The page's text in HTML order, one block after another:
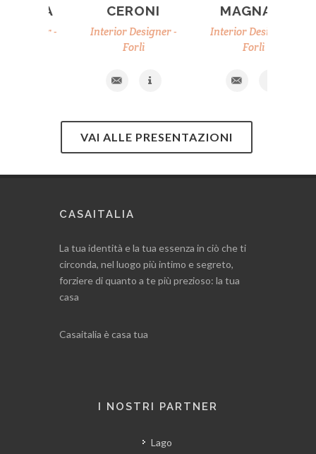
CERONI
Interior Designer -
MAGNANI
Interior Designer -
VAI ALLE PRESENTAZIONI
CASAITALIA
La tua identità e la tua essenza in ciò che ti
circonda, nel luogo più intimo e segreto,
forziere di quanto a te più prezioso: la tua
casa
Casaitalia è casa tua
I NOSTRI PARTNER
Lago